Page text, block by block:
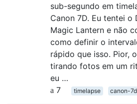
sub-segundo em
Canon 7D. Eu tentei o
Magic Lantern e não
como definir o
rápido que isso. Pior,
tirando fotos em um
eu …
7
timelapse canon-7d